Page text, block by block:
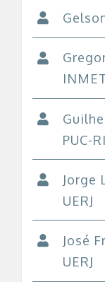
PUC-
Jorge
UERJ
José
UERJ